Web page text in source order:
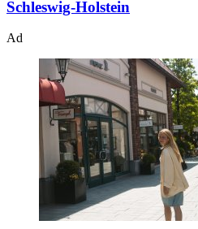
Schleswig-Holstein
Ad